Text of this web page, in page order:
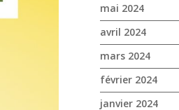
mai 2024
avril 2024
mars 2024
février 2024
janvier 2024